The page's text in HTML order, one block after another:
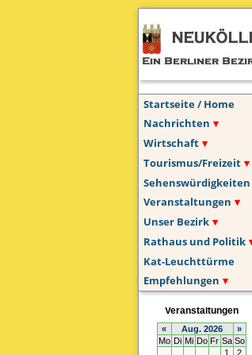
Startseite / Home
Nachrichten
Wirtschaft
Tourismus/Freizeit
Sehenswürdigkeiten
Veranstaltungen
Unser Bezirk
Rathaus und Politik
Kat-Leuchttürme
Empfehlungen